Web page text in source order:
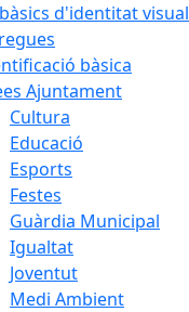
d'identitat visual
bàsica
Ajuntament
Cultura
Educació
Esports
Festes
Guàrdia Municipal
Igualtat
Joventut
Medi Ambient